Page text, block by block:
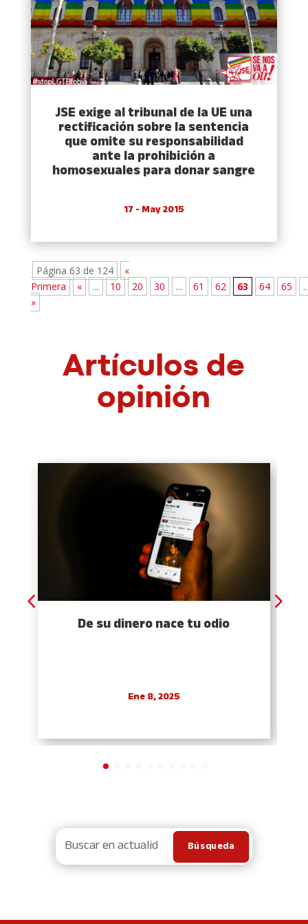
JSE exige al tribunal de la UE una
rectificación sobre la sentencia
que omite su responsabilidad
ante la prohibición a
homosexuales para donar sangre
17 - May 2015
Página 63 de 124
«
Primera
« ... 10 20 30 ... 61 62 63 64 65
»
Artículos de
opinión
De su dinero nace tu odio
Ene 8, 2025